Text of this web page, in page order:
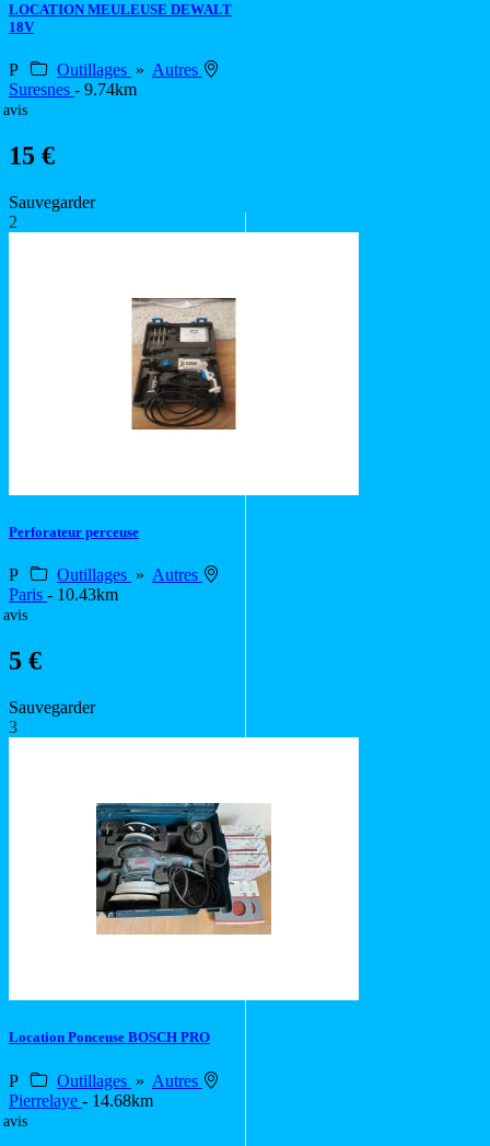
LOCATION MEULEUSE DEWALT
18V
P Outillages » Autres
Suresnes - 9.74km
avis
15 €
Sauvegarder
2
Perforateur perceuse
P Outillages » Autres
Paris - 10.43km
avis
5 €
Sauvegarder
3
Location Ponceuse BOSCH PRO
P Outillages » Autres
Pierrelaye - 14.68km
avis